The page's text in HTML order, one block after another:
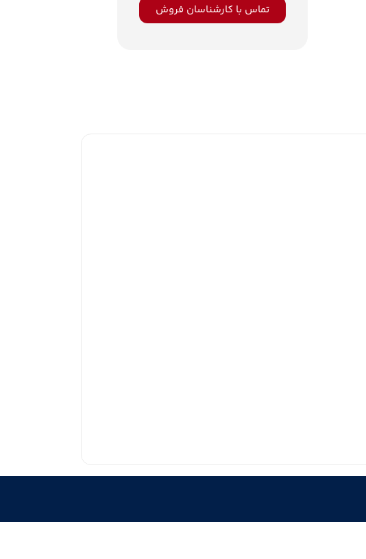
تماس با کارشناسان فروش